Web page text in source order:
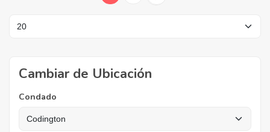
Cambiar de Ubicación
Condado